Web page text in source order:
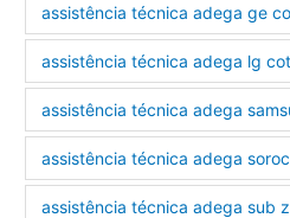
assistência técnica adega ge
assistência técnica adega lg
assistência técnica adega
assistência técnica adega
assistência técnica adega sub